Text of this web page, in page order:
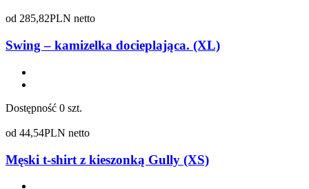
od 285,82PLN netto
Swing – kamizelka docieplająca. (XL)
Dostępność 0 szt.
od 44,54PLN netto
Męski t-shirt z kieszonką Gully (XS)